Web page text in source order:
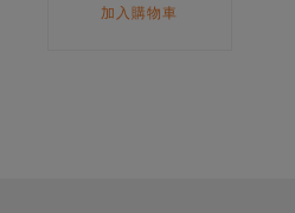
加入購物車